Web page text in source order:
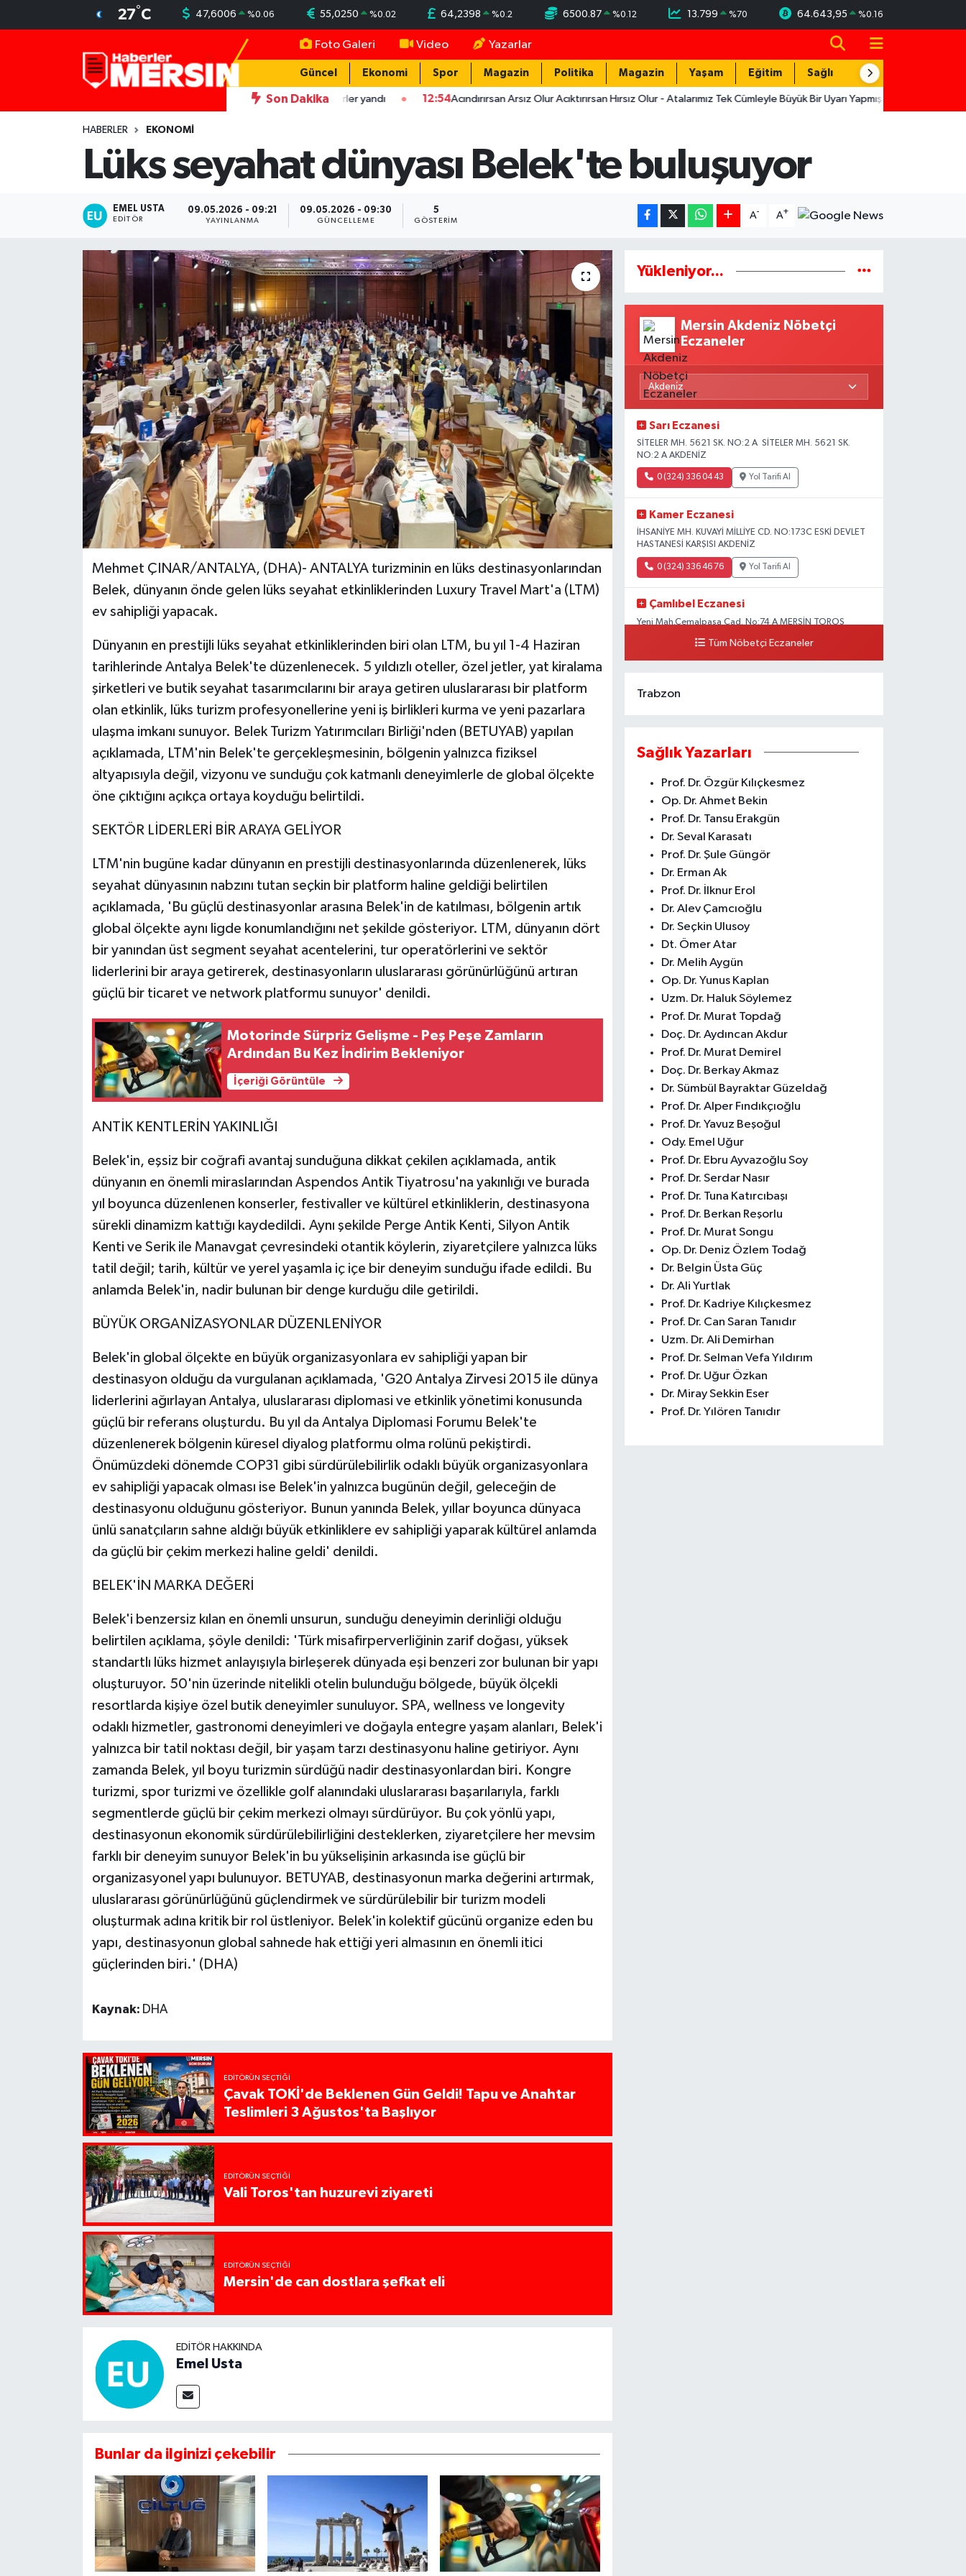
27°C 47,6006 %0.06 55,0250 %0.02 64,2398 %0.2 6500.87 %0.12 13.799 %70 64.643,95 %0.16
Foto Galeri Video Yazarlar
Güncel Ekonomi Spor Magazin Politika Magazin Yaşam Eğitim Sağlık Teknoloji
Son Dakika
İşçilerin kaldığı konteynerler yandı 12:54 Acındırırsan Arsız Olur Acıktırırsan Hırsız Olur - Atalarımız Tek Cümleyle Büyük Bir Uyarı Yapmış 12:19
HABERLER EKONOMİ
Lüks seyahat dünyası Belek'te buluşuyor
EMEL USTA
EDITÖR
09.05.2026 - 09:21
YAYINLANMA
09.05.2026 - 09:30
GÜNCELLEME
5
GÖSTERIM
A- A+
Mehmet ÇINAR/ANTALYA, (DHA)- ANTALYA turizminin en lüks destinasyonlarından
Belek, dünyanın önde gelen lüks seyahat etkinliklerinden Luxury Travel Mart'a (LTM)
ev sahipliği yapacak.
Dünyanın en prestijli lüks seyahat etkinliklerinden biri olan LTM, bu yıl 1-4 Haziran
tarihlerinde Antalya Belek'te düzenlenecek. 5 yıldızlı oteller, özel jetler, yat kiralama
şirketleri ve butik seyahat tasarımcılarını bir araya getiren uluslararası bir platform
olan etkinlik, lüks turizm profesyonellerine yeni iş birlikleri kurma ve yeni pazarlara
ulaşma imkanı sunuyor. Belek Turizm Yatırımcıları Birliği'nden (BETUYAB) yapılan
açıklamada, LTM'nin Belek'te gerçekleşmesinin, bölgenin yalnızca fiziksel
altyapısıyla değil, vizyonu ve sunduğu çok katmanlı deneyimlerle de global ölçekte
öne çıktığını açıkça ortaya koyduğu belirtildi.
SEKTÖR LİDERLERİ BİR ARAYA GELİYOR
LTM'nin bugüne kadar dünyanın en prestijli destinasyonlarında düzenlenerek, lüks
seyahat dünyasının nabzını tutan seçkin bir platform haline geldiği belirtilen
açıklamada, 'Bu güçlü destinasyonlar arasına Belek'in de katılması, bölgenin artık
global ölçekte aynı ligde konumlandığını net şekilde gösteriyor. LTM, dünyanın dört
bir yanından üst segment seyahat acentelerini, tur operatörlerini ve sektör
liderlerini bir araya getirerek, destinasyonların uluslararası görünürlüğünü artıran
güçlü bir ticaret ve network platformu sunuyor' denildi.
Motorinde Sürpriz Gelişme - Peş Peşe Zamların
Ardından Bu Kez İndirim Bekleniyor
İçeriği Görüntüle
ANTİK KENTLERİN YAKINLIĞI
Belek'in, eşsiz bir coğrafi avantaj sunduğuna dikkat çekilen açıklamada, antik
dünyanın en önemli miraslarından Aspendos Antik Tiyatrosu'na yakınlığı ve burada
yıl boyunca düzenlenen konserler, festivaller ve kültürel etkinliklerin, destinasyona
sürekli dinamizm kattığı kaydedildi. Aynı şekilde Perge Antik Kenti, Silyon Antik
Kenti ve Serik ile Manavgat çevresindeki otantik köylerin, ziyaretçilere yalnızca lüks
tatil değil; tarih, kültür ve yerel yaşamla iç içe bir deneyim sunduğu ifade edildi. Bu
anlamda Belek'in, nadir bulunan bir denge kurduğu dile getirildi.
BÜYÜK ORGANİZASYONLAR DÜZENLENİYOR
Belek'in global ölçekte en büyük organizasyonlara ev sahipliği yapan bir
destinasyon olduğu da vurgulanan açıklamada, 'G20 Antalya Zirvesi 2015 ile dünya
liderlerini ağırlayan Antalya, uluslararası diplomasi ve etkinlik yönetimi konusunda
güçlü bir referans oluşturdu. Bu yıl da Antalya Diplomasi Forumu Belek'te
düzenlenerek bölgenin küresel diyalog platformu olma rolünü pekiştirdi.
Önümüzdeki dönemde COP31 gibi sürdürülebilirlik odaklı büyük organizasyonlara
ev sahipliği yapacak olması ise Belek'in yalnızca bugünün değil, geleceğin de
destinasyonu olduğunu gösteriyor. Bunun yanında Belek, yıllar boyunca dünyaca
ünlü sanatçıların sahne aldığı büyük etkinliklere ev sahipliği yaparak kültürel anlamda
da güçlü bir çekim merkezi haline geldi' denildi.
BELEK'İN MARKA DEĞERİ
Belek'i benzersiz kılan en önemli unsurun, sunduğu deneyimin derinliği olduğu
belirtilen açıklama, şöyle denildi: 'Türk misafirperverliğinin zarif doğası, yüksek
standartlı lüks hizmet anlayışıyla birleşerek dünyada eşi benzeri zor bulunan bir yapı
oluşturuyor. 50'nin üzerinde nitelikli otelin bulunduğu bölgede, büyük ölçekli
resortlarda kişiye özel butik deneyimler sunuluyor. SPA, wellness ve longevity
odaklı hizmetler, gastronomi deneyimleri ve doğayla entegre yaşam alanları, Belek'i
yalnızca bir tatil noktası değil, bir yaşam tarzı destinasyonu haline getiriyor. Aynı
zamanda Belek, yıl boyu turizmin sürdüğü nadir destinasyonlardan biri. Kongre
turizmi, spor turizmi ve özellikle golf alanındaki uluslararası başarılarıyla, farklı
segmentlerde güçlü bir çekim merkezi olmayı sürdürüyor. Bu çok yönlü yapı,
destinasyonun ekonomik sürdürülebilirliğini desteklerken, ziyaretçilere her mevsim
farklı bir deneyim sunuyor Belek'in bu yükselişinin arkasında ise güçlü bir
organizasyonel yapı bulunuyor. BETUYAB, destinasyonun marka değerini artırmak,
uluslararası görünürlüğünü güçlendirmek ve sürdürülebilir bir turizm modeli
oluşturmak adına kritik bir rol üstleniyor. Belek'in kolektif gücünü organize eden bu
yapı, destinasyonun global sahnede hak ettiği yeri almasının en önemli itici
güçlerinden biri.' (DHA)
Kaynak: DHA
EDITÖRÜN SEÇTIĞI
Çavak TOKİ'de Beklenen Gün Geldi! Tapu ve Anahtar
Teslimleri 3 Ağustos'ta Başlıyor
EDITÖRÜN SEÇTIĞI
Vali Toros'tan huzurevi ziyareti
EDITÖRÜN SEÇTIĞI
Mersin'de can dostlara şefkat eli
EDITÖR HAKKINDA
Emel Usta
Bunlar da ilginizi çekebilir
Yükleniyor...
Mersin Akdeniz Nöbetçi
Eczaneler
Sarı Eczanesi
SİTELER MH. 5621 SK. NO:2 A SİTELER MH. 5621 SK.
NO:2 A AKDENİZ
0 (324) 336 04 43 Yol Tarifi Al
Kamer Eczanesi
İHSANİYE MH. KUVAYİ MİLLİYE CD. NO:173C ESKİ DEVLET
HASTANESİ KARŞISI AKDENİZ
0 (324) 336 46 76 Yol Tarifi Al
Çamlıbel Eczanesi
Yeni Mah.Cemalpaşa Cad. No:74 A MERSİN TOROS
KARŞISI ARAS KARGO YANITüm Nöbetçi Eczaneler
Trabzon
Sağlık Yazarları
Prof. Dr. Özgür Kılıçkesmez
Op. Dr. Ahmet Bekin
Prof. Dr. Tansu Erakgün
Dr. Seval Karasatı
Prof. Dr. Şule Güngör
Dr. Erman Ak
Prof. Dr. İlknur Erol
Dr. Alev Çamcıoğlu
Dr. Seçkin Ulusoy
Dt. Ömer Atar
Dr. Melih Aygün
Op. Dr. Yunus Kaplan
Uzm. Dr. Haluk Söylemez
Prof. Dr. Murat Topdağ
Doç. Dr. Aydıncan Akdur
Prof. Dr. Murat Demirel
Doç. Dr. Berkay Akmaz
Dr. Sümbül Bayraktar Güzeldağ
Prof. Dr. Alper Fındıkçıoğlu
Prof. Dr. Yavuz Beşoğul
Ody. Emel Uğur
Prof. Dr. Ebru Ayvazoğlu Soy
Prof. Dr. Serdar Nasır
Prof. Dr. Tuna Katırcıbaşı
Prof. Dr. Berkan Reşorlu
Prof. Dr. Murat Songu
Op. Dr. Deniz Özlem Todağ
Dr. Belgin Üsta Güç
Dr. Ali Yurtlak
Prof. Dr. Kadriye Kılıçkesmez
Prof. Dr. Can Saran Tanıdır
Uzm. Dr. Ali Demirhan
Prof. Dr. Selman Vefa Yıldırım
Prof. Dr. Uğur Özkan
Dr. Miray Sekkin Eser
Prof. Dr. Yılören Tanıdır
Mersin Nöbetçi Eczaneler
Mersin Hava Durumu
Mersin Trafik Yoğunluk Haritası
Süper Lig Puan Durumu ve Fikstür
Tüm Manşetler
Haber Arşivi